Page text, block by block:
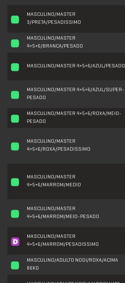
MASCULINO/MASTER
3/PRETA/PESADISSIMO
MASCULINO/MASTER
4+5+6/BRANCA/PESADO
MASCULINO/MASTER 4+5+6/AZUL/PESADO
MASCULINO/MASTER 4+5+6/AZUL/SUPER-
PESADO
MASCULINO/MASTER 4+5+6/ROXA/MEIO-
PESADO
MASCULINO/MASTER
4+5+6/ROXA/PESADISSIMO
MASCULINO/MASTER
4+5+6/MARROM/MEDIO
MASCULINO/MASTER
4+5+6/MARROM/MEIO-PESADO
MASCULINO/MASTER
4+5+6/MARROM/PESADISSIMO
MASCULINO/ADULTO NOGI/ROXA/ACIMA
86KG